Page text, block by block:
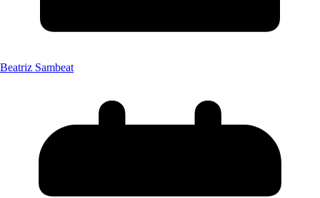
Beatriz Sambeat